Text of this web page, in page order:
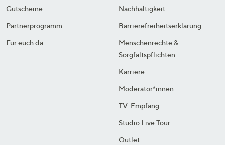
Gutscheine
Partnerprogramm
Für euch da
Nachhaltigkeit
Barrierefreiheitserklärung
Menschenrechte &
Sorgfaltspflichten
Karriere
Moderator*innen
TV-Empfang
Studio Live Tour
Outlet